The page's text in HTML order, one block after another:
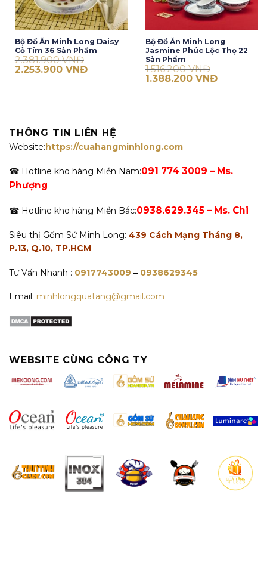
Bộ Đồ Ăn Minh Long Daisy
Cỏ Tím 36 Sản Phẩm
2.381.900VNĐ
Giá
gốc
2.253.900 VNĐGiá
Bộ Đồ Ăn Minh Long
Jasmine Phúc Lộc Thọ 22
Sản Phẩm
1.516.200VNĐ
Giá
gốc
1.388.200 VNĐGiá
THÔNG TIN LIÊN HỆ
Website:https://cuahangminhlong.com
☎ Hotline kho hàng Miền Nam:091 774 3009 – Ms.
Phượng
☎ Hotline kho hàng Miền Bắc:0938.629.345 – Ms. Chi
Siêu thị Gốm Sứ Minh Long: 439 Cách Mạng Tháng 8,
P.13, Q.10, TP.HCM
Tư Vấn Nhanh : 0917743009 – 0938629345
Email: minhlongquatang@gmail.com
WEBSITE CÙNG CÔNG TY